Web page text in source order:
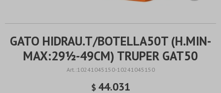
GATO HIDRAU.T/BOTELLA50T (H.MIN-
MAX:29½-49CM) TRUPER GAT50
10241045150-10241045150
$ 44.031